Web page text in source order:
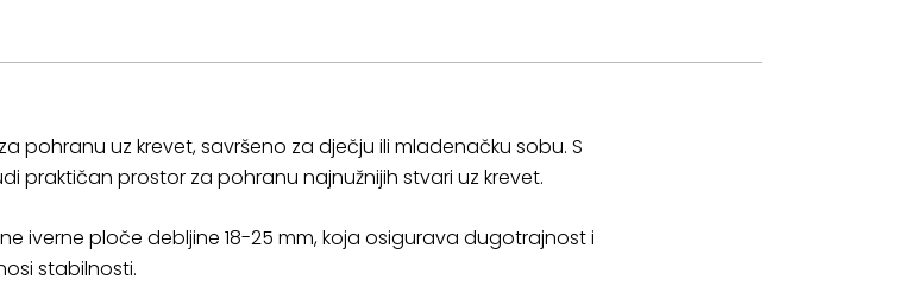
pohranu uz krevet, savršeno za dječju ili mladenačku sobu. S
praktičan prostor za pohranu najnužnijih stvari uz krevet.
iverne ploče debljine 18-25 mm, koja osigurava dugotrajnost i
stabilnosti.